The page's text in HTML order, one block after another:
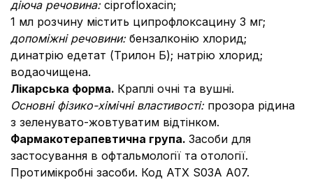
діюча речовина: сiprofloxacin;
1 мл розчину містить ципрофлоксацину 3 мг;
допомiжнi речовини: бензалконію хлорид;
динатрію едетат (Трилон Б); натрію хлорид;
водаочищена.
Лікарська форма. Краплі очні та вушні.
Основні фізико-хімічні властивості: прозора рідина
з зеленувато-жовтуватим відтінком.
Фармакотерапевтична група. Засоби для
застосування в офтальмології та отології.
Протимікробні засоби. Код АТХ S03А А07.